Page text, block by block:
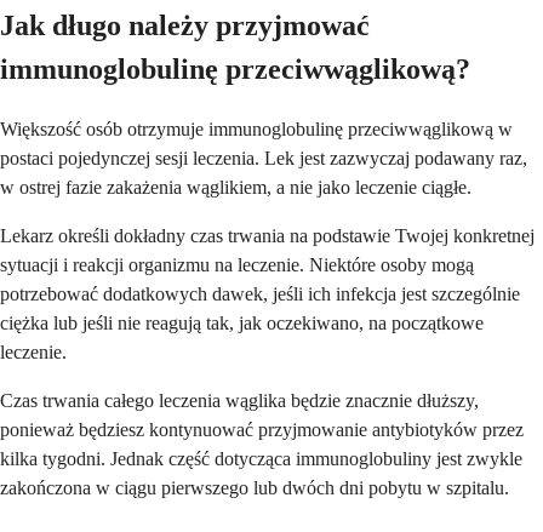
Jak długo należy przyjmować
immunoglobulinę przeciwwąglikową?
Większość osób otrzymuje immunoglobulinę przeciwwąglikową w
postaci pojedynczej sesji leczenia. Lek jest zazwyczaj podawany raz,
w ostrej fazie zakażenia wąglikiem, a nie jako leczenie ciągłe.
Lekarz określi dokładny czas trwania na podstawie Twojej konkretnej
sytuacji i reakcji organizmu na leczenie. Niektóre osoby mogą
potrzebować dodatkowych dawek, jeśli ich infekcja jest szczególnie
ciężka lub jeśli nie reagują tak, jak oczekiwano, na początkowe
leczenie.
Czas trwania całego leczenia wąglika będzie znacznie dłuższy,
ponieważ będziesz kontynuować przyjmowanie antybiotyków przez
kilka tygodni. Jednak część dotycząca immunoglobuliny jest zwykle
zakończona w ciągu pierwszego lub dwóch dni pobytu w szpitalu.